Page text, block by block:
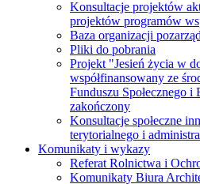
Konsultacje projektów
projektów programów
Baza organizacji
Pliki do pobrania
Projekt "Jesień życia w
współfinansowany ze
Funduszu Społecznego
zakończony
Konsultacje społeczne
terytorialnego i
Komunikaty i wykazy
Referat Rolnictwa i
Komunikaty Biura